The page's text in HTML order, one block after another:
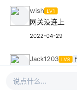
wish LV1
网关没连上
2022-04-29
Jack1203 LV8
么样，哪怕经
说点什么...